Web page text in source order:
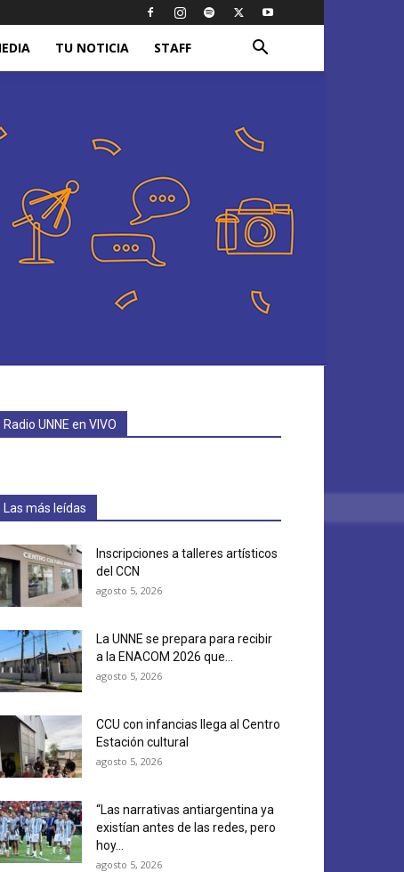
TU NOTICIA STAFF
Radio UNNE en VIVO
Las más leídas
Inscripciones a talleres artísticos
del CCN
agosto 5, 2026
La UNNE se prepara para recibir
a la ENACOM 2026 que...
agosto 5, 2026
CCU con infancias llega al Centro
Estación cultural
agosto 5, 2026
“Las narrativas antiargentina ya
existían antes de las redes, pero
hoy...
agosto 5, 2026